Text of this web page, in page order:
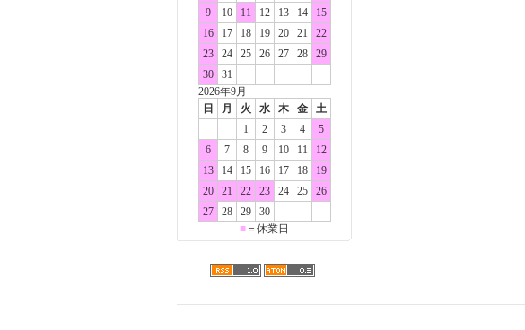
9
10 11 12 13 14
15
16
17 18 19 20 21
22
23
24 25 26 27 28
29
30
31
2026年9月
日
月 火 水 木 金
土
1
2 3 4
5
6
7 8 9 10 11
12
13
14 15 16 17 18
19
20
21 22 23 24 25
26
27
28 29
30
■ ＝休業日